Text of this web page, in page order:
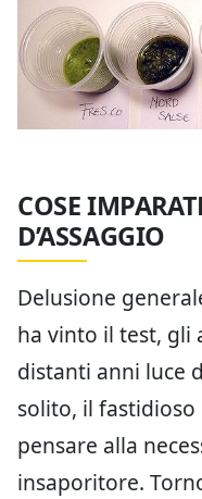
COSE
D’ASSAGGIO
Delusione
ha vinto il test,
distanti anni luce
solito, il
pensare alla
insaporitore.